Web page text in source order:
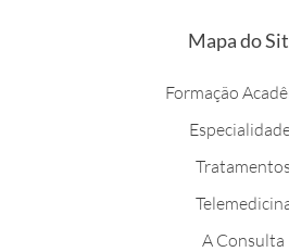
r
a
Mapa do
Formação
Tratamentos
A Consulta